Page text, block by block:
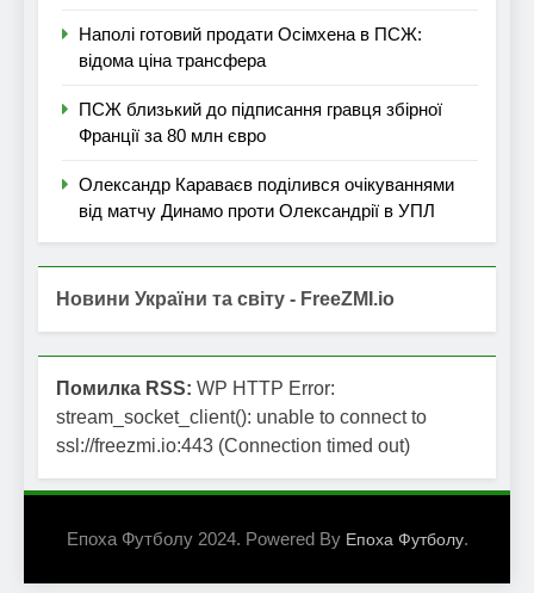
Наполі готовий продати Осімхена в ПСЖ:
відома ціна трансфера
ПСЖ близький до підписання гравця збірної
Франції за 80 млн євро
Олександр Караваєв поділився очікуваннями
від матчу Динамо проти Олександрії в УПЛ
Новини України та світу - FreeZMI.io
Помилка RSS: WP HTTP Error:
stream_socket_client(): unable to connect to
ssl://freezmi.io:443 (Connection timed out)
Епоха Футболу 2024. Powered By Епоха Футболу.